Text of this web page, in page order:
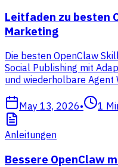
Leitfaden zu besten
Marketing
Die besten OpenClaw
Social Publishing mit
und wiederholbare Agent
May 13, 2026• 1
Anleitungen
Bessere OpenClaw